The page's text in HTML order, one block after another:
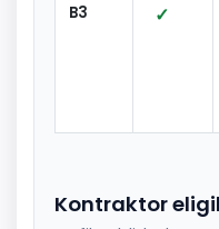
B3 ✓
Kontraktor